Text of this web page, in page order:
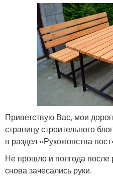
Приветствую Вас, мои
страницу строительного
в раздел «Рукожопства
Не прошло и полгода после
снова зачесались руки.